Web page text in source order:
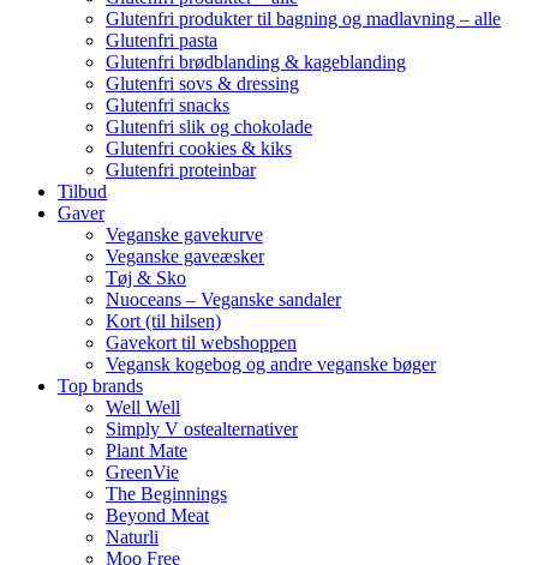
Glutenfri produkter til bagning og madlavning – alle
Glutenfri pasta
Glutenfri brødblanding & kageblanding
Glutenfri sovs & dressing
Glutenfri snacks
Glutenfri slik og chokolade
Glutenfri cookies & kiks
Glutenfri proteinbar
Tilbud
Gaver
Veganske gavekurve
Veganske gaveæsker
Tøj & Sko
Nuoceans – Veganske sandaler
Kort (til hilsen)
Gavekort til webshoppen
Vegansk kogebog og andre veganske bøger
Top brands
Well Well
Simply V ostealternativer
Plant Mate
GreenVie
The Beginnings
Beyond Meat
Naturli
Moo Free